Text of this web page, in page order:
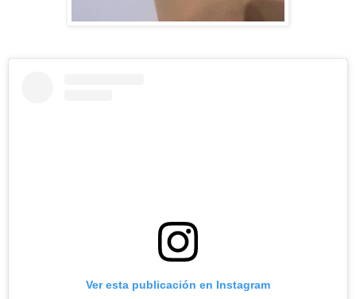
Ver esta publicación en Instagram